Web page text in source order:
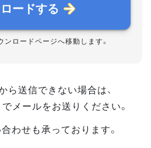
ードする
ンロードページへ移動します。
ら送信できない場合は、
でメールをお送りください。
わせも承っております。